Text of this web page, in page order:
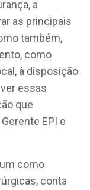
a
as principais
também,
como
à disposição
essas
que
EPI e
como
conta